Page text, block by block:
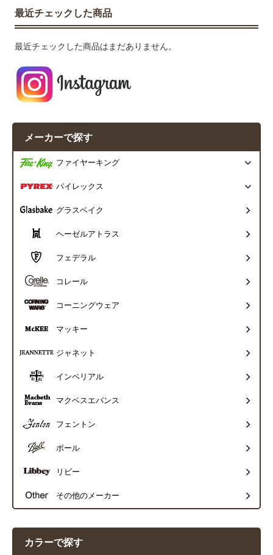
最近チェックした商品
最近チェックした商品はまだありません。
メーカーで探す
ファイヤーキング
パイレックス
グラスベイク
ヘーゼルアトラス
フェデラル
コレール
コーニングウェア
マッキー
ジャネット
インペリアル
マクベスエバンス
フェントン
ボール
リビー
その他のメーカー
カラーで探す